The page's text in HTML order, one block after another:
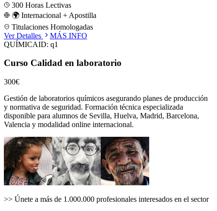
300 Horas Lectivas
🌍 Internacional + Apostilla
Titulaciones Homologadas
Ver Detalles
MÁS INFO
QUÍMICAID: q1
Curso Calidad en laboratorio
300€
Gestión de laboratorios químicos asegurando planes de producción
y normativa de seguridad. Formación técnica especializada
disponible para alumnos de Sevilla, Huelva, Madrid, Barcelona,
Valencia y modalidad online internacional.
>> Únete a más de 1.000.000 profesionales interesados en el sector